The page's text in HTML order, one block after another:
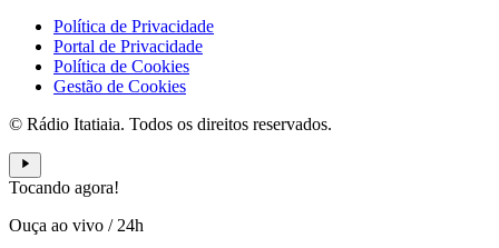
Política de Privacidade
Portal de Privacidade
Política de Cookies
Gestão de Cookies
© Rádio Itatiaia. Todos os direitos reservados.
Tocando agora!
Ouça ao vivo / 24h